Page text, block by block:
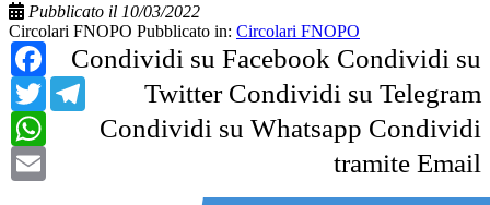
Pubblicato il 10/03/2022
Circolari FNOPO Pubblicato in: Circolari FNOPO
Condividi su Facebook
Facebook
Condividi su
Twitter
Twitter Condividi su Telegram
Telegram
Condividi su Whatsapp
WhatsApp
Condividi
tramite Email